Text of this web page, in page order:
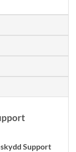
Support